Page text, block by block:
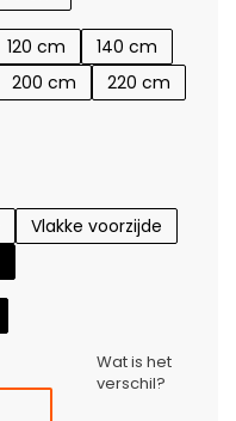
120 cm
140 cm
200 cm
220 cm
Vlakke voorzijde
Wat is het
verschil?